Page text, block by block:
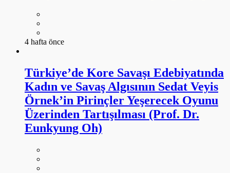
4 hafta önce
Türkiye’de Kore Savaşı Edebiyatında
Kadın ve Savaş Algısının Sedat Veyis
Örnek’in Pirinçler Yeşerecek Oyunu
Üzerinden Tartışılması (Prof. Dr.
Eunkyung Oh)